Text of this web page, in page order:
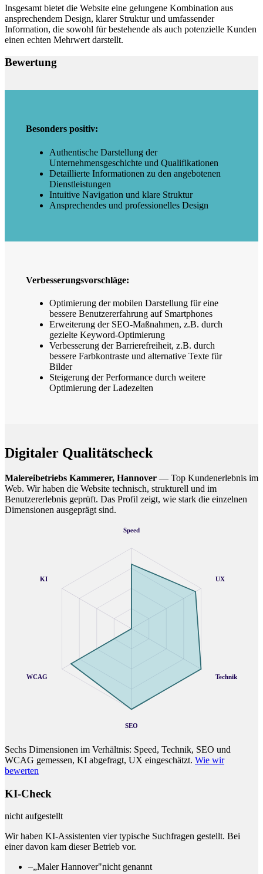
Insgesamt bietet die Website eine gelungene Kombination aus
ansprechendem Design, klarer Struktur und umfassender
Information, die sowohl für bestehende als auch potenzielle Kunden
einen echten Mehrwert darstellt.
Bewertung
Besonders positiv:
Authentische Darstellung der
Unternehmensgeschichte und Qualifikationen
Detaillierte Informationen zu den angebotenen
Dienstleistungen
Intuitive Navigation und klare Struktur
Ansprechendes und professionelles Design
Verbesserungsvorschläge:
Optimierung der mobilen Darstellung für eine
bessere Benutzererfahrung auf Smartphones
Erweiterung der SEO-Maßnahmen, z.B. durch
gezielte Keyword-Optimierung
Verbesserung der Barrierefreiheit, z.B. durch
bessere Farbkontraste und alternative Texte für
Bilder
Steigerung der Performance durch weitere
Optimierung der Ladezeiten
Digitaler Qualitätscheck
Malereibetriebs Kammerer, Hannover — Top Kundenerlebnis im
Web. Wir haben die Website technisch, strukturell und im
Benutzererlebnis geprüft. Das Profil zeigt, wie stark die einzelnen
Dimensionen ausgeprägt sind.
Speed
UX
Technik
SEO
WCAG
KI
Sechs Dimensionen im Verhältnis: Speed, Technik, SEO und
WCAG gemessen, KI abgefragt, UX eingeschätzt. Wie wir
bewerten
KI-Check
nicht aufgestellt
Wir haben KI-Assistenten vier typische Suchfragen gestellt. Bei
einer davon kam dieser Betrieb vor.
–„Maler Hannover"nicht genannt